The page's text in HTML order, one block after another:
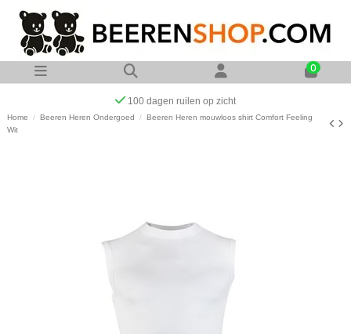
0
Op werkdagen voor 23:00 uur besteld zelfde dag verzonden
Home Beeren Heren Ondergoed
Beeren Heren mouwloos shirt Comfort Feeling
Wit